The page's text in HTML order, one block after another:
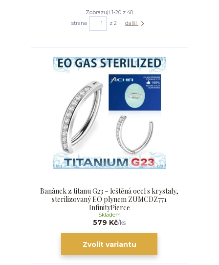
Zobrazuji 1-20 z 40
strana
z 2 další
Banánek z titanu G23 – leštěná ocel s krystaly,
sterilizovaný EO plynem ZUMCDZ771
InfinityPierce
579 Kč/ks
Skladem
Zvolit variantu